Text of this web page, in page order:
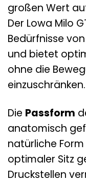
großen Wert
Der Lowa Milo
Bedürfnisse
und bietet
ohne die
einzuschränken.
Die Passform
anatomisch
natürliche
optimaler Sitz
Druckstellen